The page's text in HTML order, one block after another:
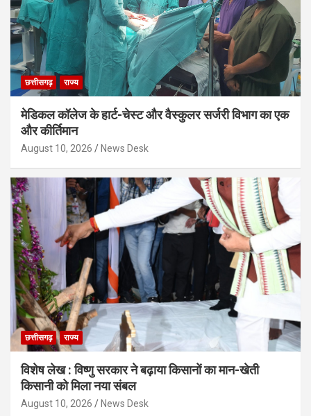
छत्तीसगढ़ राज्य
मेडिकल कॉलेज के हार्ट-चेस्ट और वैस्कुलर सर्जरी विभाग का एक
और कीर्तिमान
August 10, 2026 News Desk
छत्तीसगढ़ राज्य
विशेष लेख : विष्णु सरकार ने बढ़ाया किसानों का मान-खेती
किसानी को मिला नया संबल
August 10, 2026 News Desk